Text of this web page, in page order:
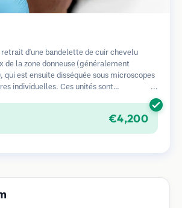
retrait d'une bandelette de cuir chevelu
de la zone donneuse (généralement
qui est ensuite disséquée sous microscopes
individuelles. Ces unités sont
greffons en une seule séance mais laisse
€4,200